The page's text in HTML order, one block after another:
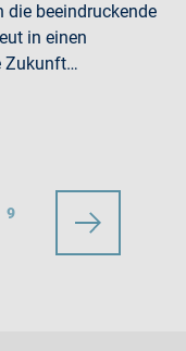
die beeindruckende
in einen
Zukunft…
9